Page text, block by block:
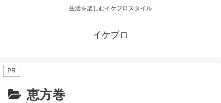
生活を楽しむイケブロスタイル
イケブロ
PR
恵方巻